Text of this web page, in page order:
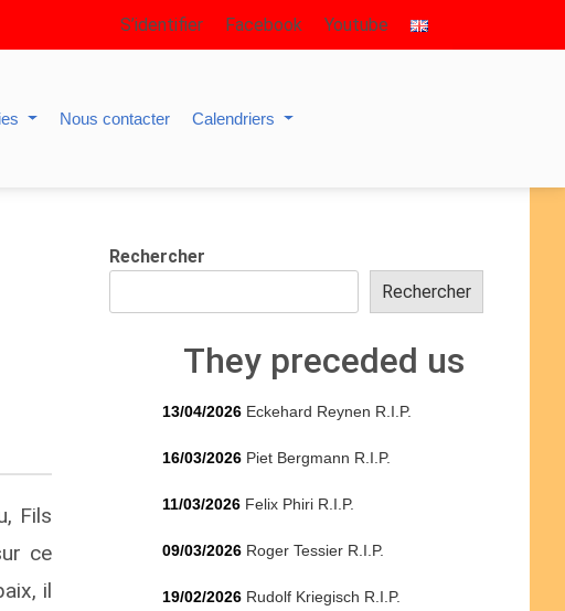
S’identifier Facebook Youtube
Nous contacter Calendriers
Fils
ce
il
Rechercher
Rechercher
They preceded us
13/04/2026 Eckehard Reynen R.I.P.
16/03/2026 Piet Bergmann R.I.P.
11/03/2026 Felix Phiri R.I.P.
09/03/2026 Roger Tessier R.I.P.
19/02/2026 Rudolf Kriegisch R.I.P.